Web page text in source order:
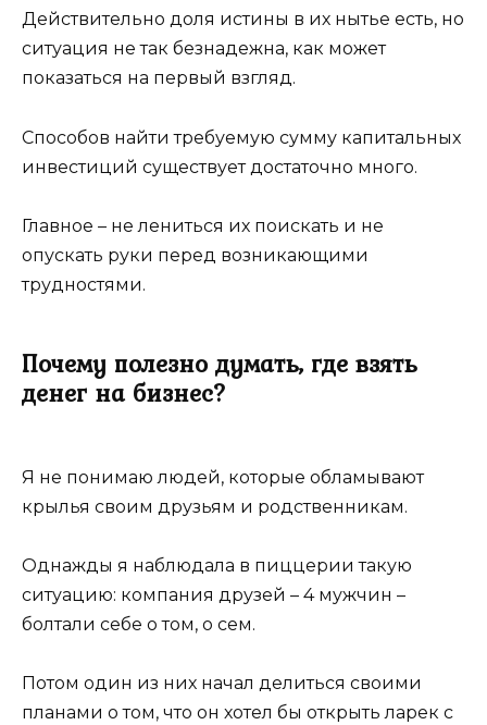
Действительно доля истины в их нытье есть, но
ситуация не так безнадежна, как может
показаться на первый взгляд.
Способов найти требуемую сумму капитальных
инвестиций существует достаточно много.
Главное – не лениться их поискать и не
опускать руки перед возникающими
трудностями.
Почему полезно думать, где взять
денег на бизнес?
Я не понимаю людей, которые обламывают
крылья своим друзьям и родственникам.
Однажды я наблюдала в пиццерии такую
ситуацию: компания друзей – 4 мужчин –
болтали себе о том, о сем.
Потом один из них начал делиться своими
планами о том, что он хотел бы открыть ларек с